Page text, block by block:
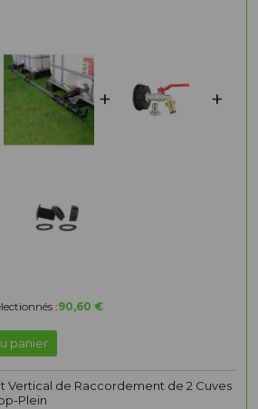
+ +
:90,60 €
panier
Vertical de Raccordement de 2 Cuves
Plein